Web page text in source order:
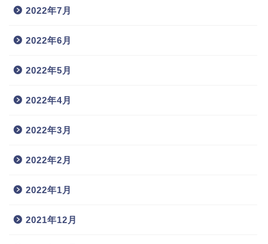
2022年7月
2022年6月
2022年5月
2022年4月
2022年3月
2022年2月
2022年1月
2021年12月